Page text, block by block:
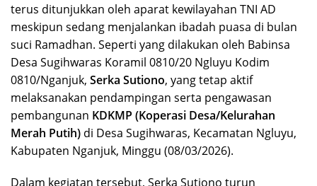
terus ditunjukkan oleh aparat kewilayahan TNI AD
meskipun sedang menjalankan ibadah puasa di bulan
suci Ramadhan. Seperti yang dilakukan oleh Babinsa
Desa Sugihwaras Koramil 0810/20 Ngluyu Kodim
0810/Nganjuk, Serka Sutiono, yang tetap aktif
melaksanakan pendampingan serta pengawasan
pembangunan KDKMP (Koperasi Desa/Kelurahan
Merah Putih) di Desa Sugihwaras, Kecamatan Ngluyu,
Kabupaten Nganjuk, Minggu (08/03/2026).
Dalam kegiatan tersebut, Serka Sutiono turun